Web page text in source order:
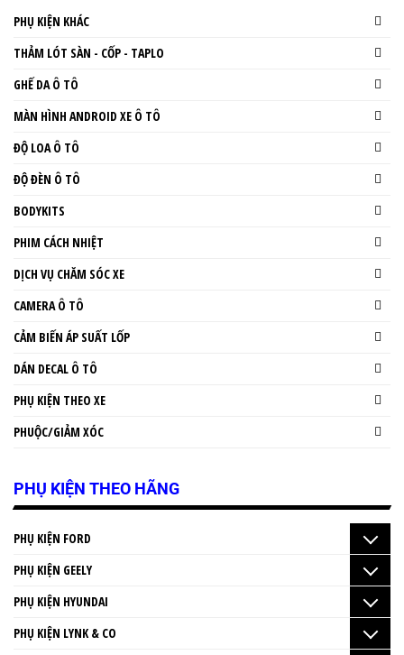
PHỤ KIỆN KHÁC
THẢM LÓT SÀN - CỐP - TAPLO
GHẾ DA Ô TÔ
MÀN HÌNH ANDROID XE Ô TÔ
ĐỘ LOA Ô TÔ
ĐỘ ĐÈN Ô TÔ
BODYKITS
PHIM CÁCH NHIỆT
DỊCH VỤ CHĂM SÓC XE
CAMERA Ô TÔ
CẢM BIẾN ÁP SUẤT LỐP
DÁN DECAL Ô TÔ
PHỤ KIỆN THEO XE
PHUỘC/GIẢM XÓC
PHỤ KIỆN THEO HÃNG
PHỤ KIỆN FORD
PHỤ KIỆN GEELY
PHỤ KIỆN HYUNDAI
PHỤ KIỆN LYNK & CO